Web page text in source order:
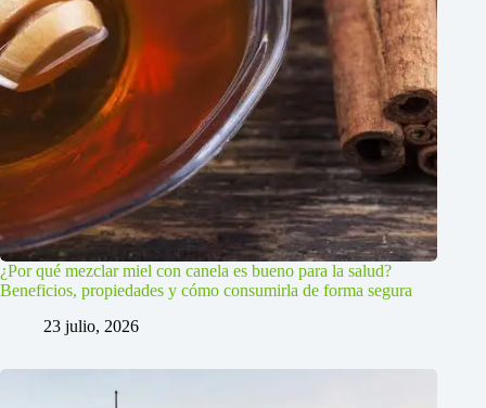
¿Por qué mezclar miel con canela es bueno para la salud?
Beneficios, propiedades y cómo consumirla de forma segura
23 julio, 2026